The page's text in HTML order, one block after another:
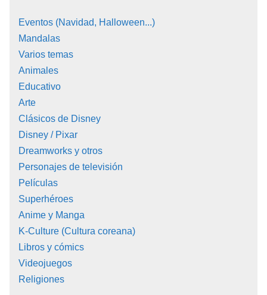
Eventos (Navidad, Halloween...)
Mandalas
Varios temas
Animales
Educativo
Arte
Clásicos de Disney
Disney / Pixar
Dreamworks y otros
Personajes de televisión
Películas
Superhéroes
Anime y Manga
K-Culture (Cultura coreana)
Libros y cómics
Videojuegos
Religiones